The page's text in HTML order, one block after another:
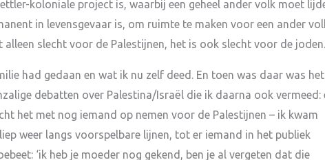
koloniale project is, waarbij een geheel ander volk moet
in levensgevaar is, om ruimte te maken voor een ander
slecht voor de Palestijnen, het is ook slecht voor de joden.
had gedaan en wat ik nu zelf deed. En toen was daar was het
debatten over Palestina/Israël die ik daarna ook vermeed:
het met nog iemand op nemen voor de Palestijnen – ik kwam
weer langs voorspelbare lijnen, tot er iemand in het publiek
‘ik heb je moeder nog gekend, ben je al vergeten dat die